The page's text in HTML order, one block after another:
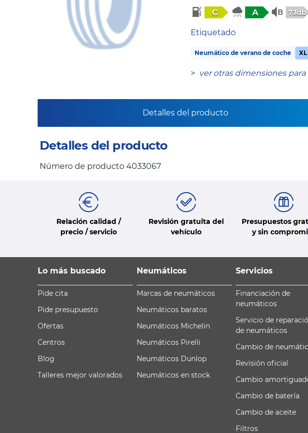
C A 73db
Etiquetado
Neumático de verano de coche XL
> ver otras dimensiones
Detalles del producto
Detalles del producto
Número de producto 4033067
Relación calidad /
precio / servicio
Revisión gratuita del
vehículo
Presupuestos
y sin
Lo más buscado
Pide cita
Pide presupuesto
Ofertas
Centros
Blog
Talleres mejor valorados
Neumáticos
Marcas de neumáticos
Neumáticos baratos
Neumáticos Michelin
Neumáticos Pirelli
Neumáticos Dunlop
Neumáticos en stock
Servicios
Financiación de
neumáticos
Servicio de
de neumáticos
Cambio de
Revisión oficial
Cambio
Cambio de batería
Cambio de aceite
Filtros